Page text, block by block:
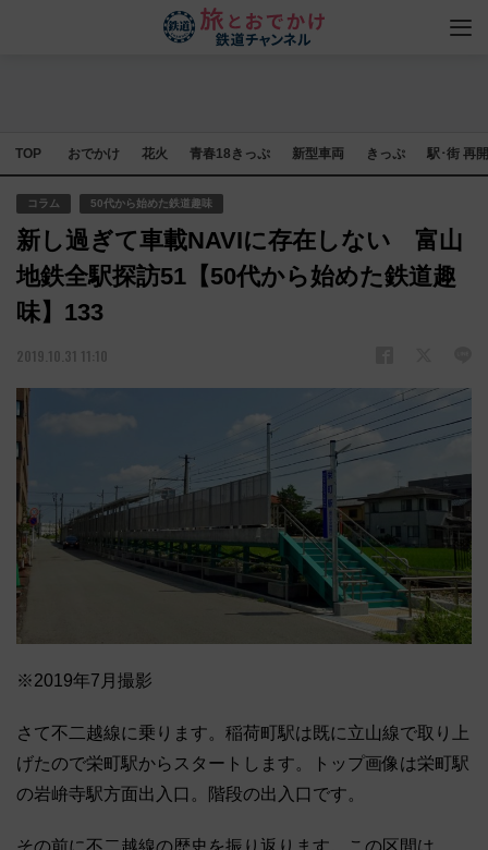
TOP おでかけ 花火 青春18きっぷ 新型車両 きっぷ 駅･街 再
コラム 50代から始めた鉄道趣味
新し過ぎて車載NAVIに存在しない 富山
地鉄全駅探訪51【50代から始めた鉄道趣
味】133
2019.10.31 11:10
※2019年7月撮影
さて不二越線に乗ります。稲荷町駅は既に立山線で取り上
げたので栄町駅からスタートします。トップ画像は栄町駅
の岩峅寺駅方面出入口。階段の出入口です。